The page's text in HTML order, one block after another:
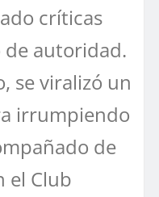
críticas
de autoridad.
se viralizó un
irrumpiendo
de
el Club